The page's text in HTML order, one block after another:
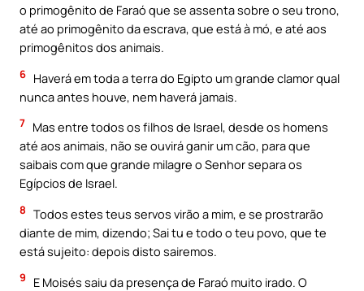
o primogênito de Faraó que se assenta sobre o seu trono,
até ao primogênito da escrava, que está à mó, e até aos
primogênitos dos animais.
6 Haverá em toda a terra do Egipto um grande clamor qual
nunca antes houve, nem haverá jamais.
7 Mas entre todos os filhos de Israel, desde os homens
até aos animais, não se ouvirá ganir um cão, para que
saibais com que grande milagre o Senhor separa os
Egípcios de Israel.
8 Todos estes teus servos virão a mim, e se prostrarão
diante de mim, dizendo; Sai tu e todo o teu povo, que te
está sujeito: depois disto sairemos.
9
E Moisés saiu da presença de Faraó muito irado. O